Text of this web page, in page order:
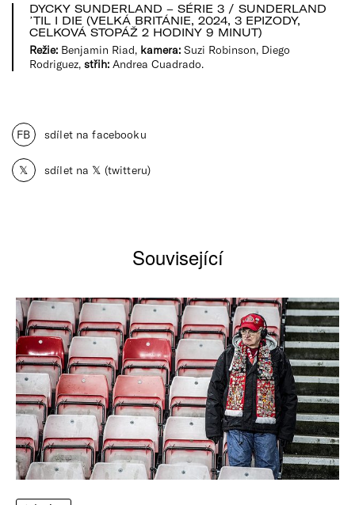
DYCKY SUNDERLAND – SÉRIE 3 / SUNDERLAND
ʼTIL I DIE (VELKÁ BRITÁNIE, 2024, 3 EPIZODY,
CELKOVÁ STOPÁŽ 2 HODINY 9 MINUT)
Režie: Benjamin Riad, kamera: Suzi Robinson, Diego
Rodriguez, střih: Andrea Cuadrado.
FB sdílet na facebooku
𝕏 sdílet na 𝕏 (twitteru)
Související